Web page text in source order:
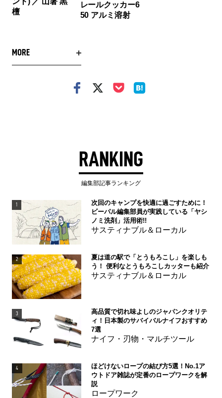
檀
レールクッカー6
50 アルミ溶射
MORE
RANKING
編集部記事ランキング
1
次回のキャンプを快適に過ごすために！
ビーパル編集部員が実践している「ヤシ
ノミ洗剤」活用術!!
サスティナブル＆ローカル
2
夏は道の駅で「とうもろこし」を楽しも
う！ 便利なとうもろこしカッターも紹介
サスティナブル＆ローカル
3
高品質で切れ味よしのジャパンクオリテ
ィ！日本製のサバイバルナイフおすすめ
7選
ナイフ・刃物・マルチツール
4
ほどけないロープの結び方5選！No.1ア
ウトドア雑誌が定番のロープワークを解
説
ロープワーク